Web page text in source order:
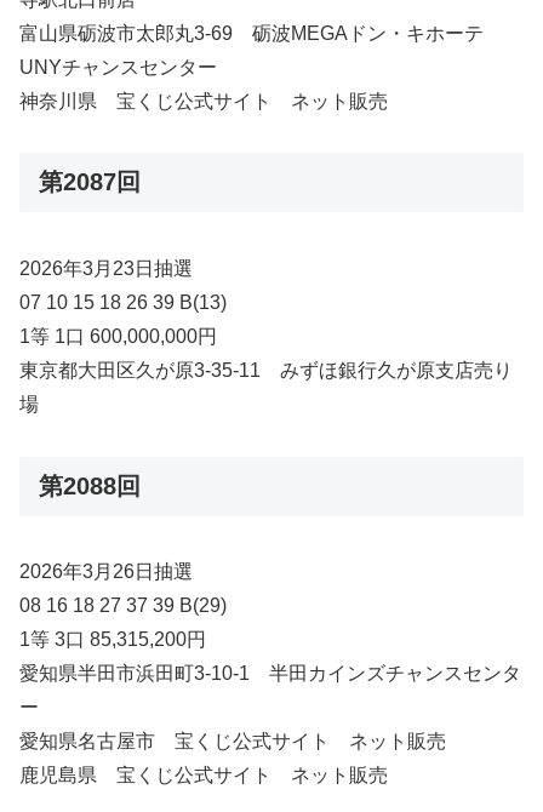
富山県砺波市太郎丸3-69 砺波MEGAドン・キホーテ
UNYチャンスセンター
神奈川県 宝くじ公式サイト ネット販売
第2087回
2026年3月23日抽選
07 10 15 18 26 39 B(13)
1等 1口 600,000,000円
東京都大田区久が原3-35-11 みずほ銀行久が原支店売り
場
第2088回
2026年3月26日抽選
08 16 18 27 37 39 B(29)
1等 3口 85,315,200円
愛知県半田市浜田町3-10-1 半田カインズチャンスセンタ
ー
愛知県名古屋市 宝くじ公式サイト ネット販売
鹿児島県 宝くじ公式サイト ネット販売